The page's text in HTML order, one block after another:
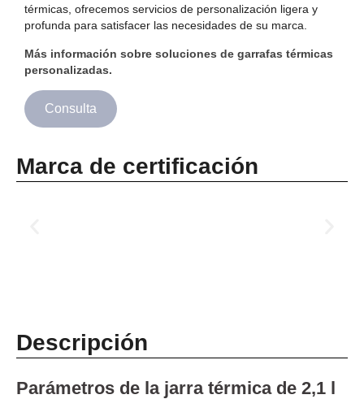
térmicas, ofrecemos servicios de personalización ligera y
profunda para satisfacer las necesidades de su marca.
Más información sobre soluciones de garrafas térmicas
personalizadas.
Consulta
Marca de certificación
Descripción
Parámetros de la jarra térmica de 2,1 l